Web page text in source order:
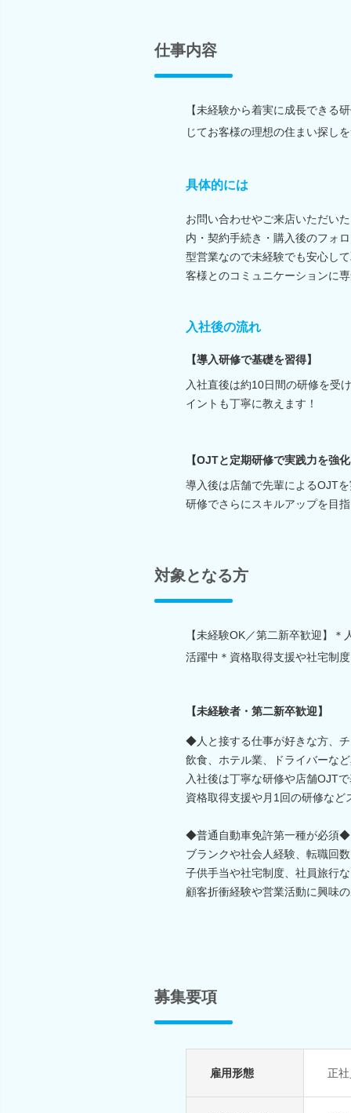
仕事内容
【未経験から着実に成長できる
じてお客様の理想の住まい探し
具体的には
お問い合わせやご来店いただい
内・契約手続き・購入後のフォ
型営業なので未経験でも安心し
客様とのコミュニケーションに
入社後の流れ
【導入研修で基礎を習得】
入社直後は約10日間の研修を受
イントも丁寧に教えます！
【OJTと定期研修で実践力を強
導入後は店舗で先輩によるOJT
研修でさらにスキルアップを目
対象となる方
【未経験OK／第二新卒歓迎】
活躍中＊資格取得支援や社宅制
【未経験者・第二新卒歓迎】
◆人と接する仕事が好きな方、
飲食、ホテル業、ドライバーな
入社後は丁寧な研修や店舗OJT
資格取得支援や月1回の研修な
◆普通自動車免許第一種が必須◆
ブランクや社会人経験、転職回
子供手当や社宅制度、社員旅行
顧客折衝経験や営業活動に興味
募集要項
雇用形態 正